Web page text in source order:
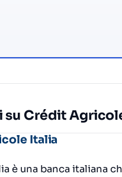
su Crédit
Italia
è una banca italiana